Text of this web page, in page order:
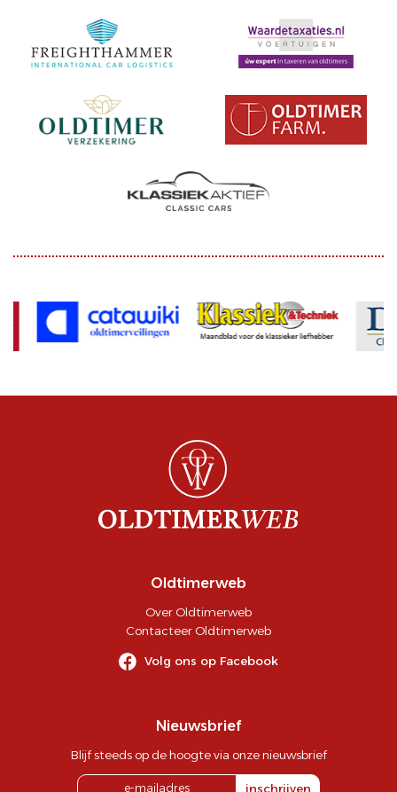
Oldtimerweb
Over Oldtimerweb
Contacteer Oldtimerweb
Volg ons op Facebook
Nieuwsbrief
Blijf steeds op de hoogte via onze nieuwsbrief
inschrijven